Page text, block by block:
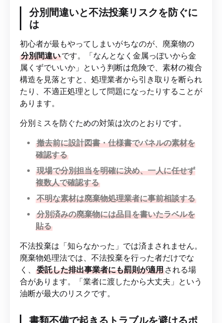
分別間違いと不法投棄リスクを防ぐに
は
初心者が最もやってしまいがちなのが、廃棄物の
分別間違いです。「なんとなく金属っぽいから金
属くずでいいか」という判断は危険で、素材の複合
構造を見落とすと、処理業者から引き取りを断られ
たり、不適正処理として問題になったりすることが
あります。
分別ミスを防ぐための対策は次のとおりです。
撤去前に設計図書・仕様書でパネルの素材を
確認する
現場で分別担当を明確に決め、一人に任せず
複数人で確認する
不明な素材は廃棄物処理業者に事前相談する
分別済みの廃棄物には品目を書いたラベルを
貼る
不法投棄は「知らなかった」では済まされません。
廃棄物処理法では、不法投棄を行った者だけでな
く、
委託した排出事業者にも罰則が適用 される場
合があります。「業者に渡したから大丈夫」という
油断が最大のリスクです。
書類不備で起きるトラブルを避けるポ